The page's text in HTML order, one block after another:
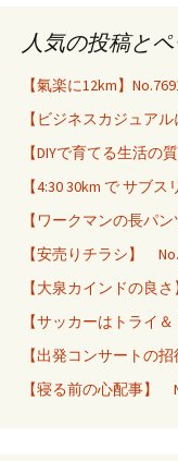
人気の投稿と
【氣楽に12km】
【ビジネスカジュア
【DIYで育てる生活の
【4:30 30km で サブ
【ワークマンの長パ
【安売りチラシ】
【大泉カインドの良
【サッカーはトライ
【出発コンサートの
【寝る前の心配事】